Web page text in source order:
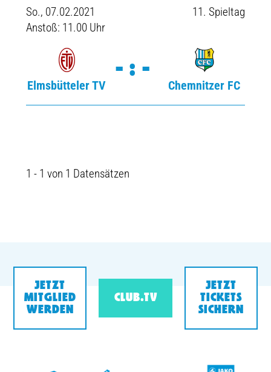
So., 07.02.2021
Anstoß: 11.00 Uhr
11. Spieltag
Elmsbütteler TV
-:-
Chemnitzer FC
1 - 1 von 1 Datensätzen
JETZT
MITGLIED
WERDEN
CLUB.TV
JETZT
TICKETS
SICHERN